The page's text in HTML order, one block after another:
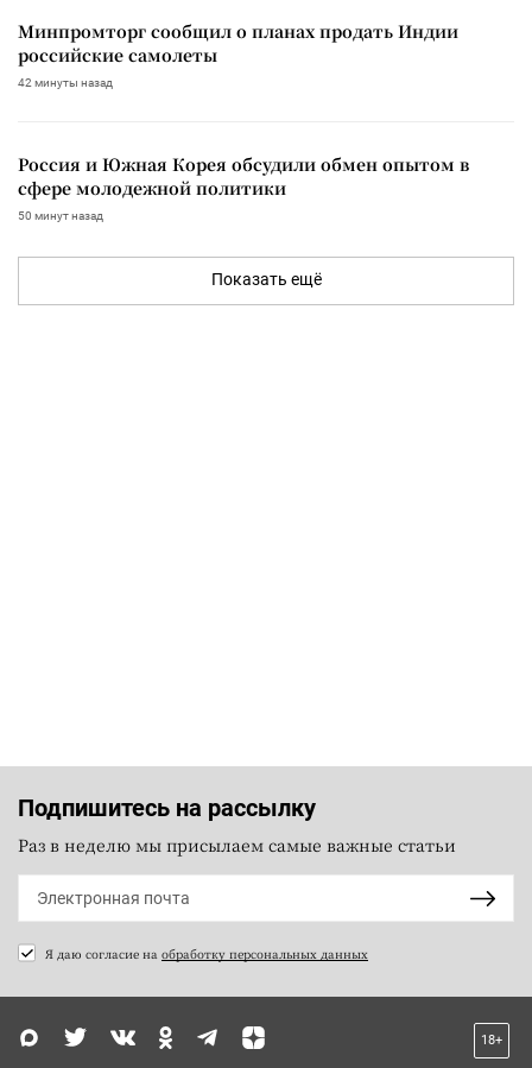
Минпромторг сообщил о планах продать Индии
российские самолеты
42 минуты назад
Россия и Южная Корея обсудили обмен опытом в
сфере молодежной политики
50 минут назад
Показать ещё
Подпишитесь на рассылку
Раз в неделю мы присылаем самые важные статьи
Я даю согласие на обработку персональных данных
18+